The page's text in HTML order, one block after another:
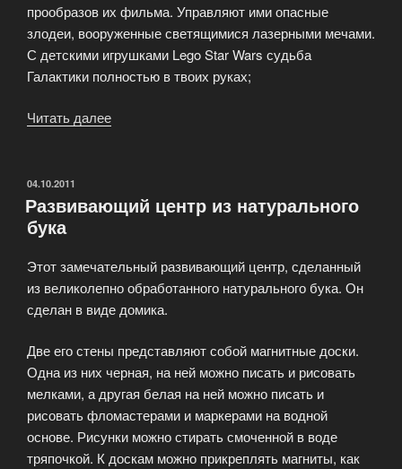
прообразов их фильма. Управляют ими опасные
злодеи, вооруженные светящимися лазерными мечами.
С детскими игрушками Lego Star Wars судьба
Галактики полностью в твоих руках;
Читать далее
игрушек
ОПУБЛИКОВАНО
04.10.2011
Развивающий центр из натурального
бука
Этот замечательный развивающий центр, сделанный
из великолепно обработанного натурального бука. Он
сделан в виде домика.
Две его стены представляют собой магнитные доски.
Одна из них черная, на ней можно писать и рисовать
мелками, а другая белая на ней можно писать и
рисовать фломастерами и маркерами на водной
основе. Рисунки можно стирать смоченной в воде
тряпочкой. К доскам можно прикреплять магниты, как